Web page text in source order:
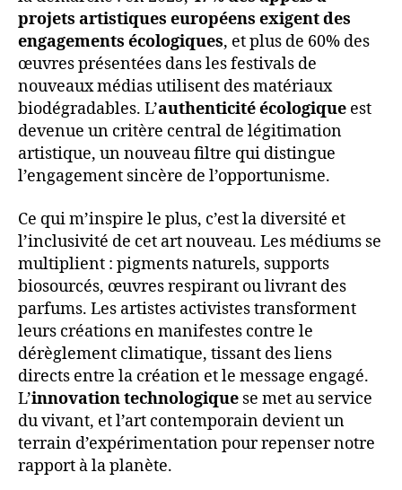
projets artistiques européens exigent des
engagements écologiques, et plus de 60% des
œuvres présentées dans les festivals de
nouveaux médias utilisent des matériaux
biodégradables. L’authenticité écologique est
devenue un critère central de légitimation
artistique, un nouveau filtre qui distingue
l’engagement sincère de l’opportunisme.
Ce qui m’inspire le plus, c’est la diversité et
l’inclusivité de cet art nouveau. Les médiums se
multiplient : pigments naturels, supports
biosourcés, œuvres respirant ou livrant des
parfums. Les artistes activistes transforment
leurs créations en manifestes contre le
dérèglement climatique, tissant des liens
directs entre la création et le message engagé.
L’innovation technologique se met au service
du vivant, et l’art contemporain devient un
terrain d’expérimentation pour repenser notre
rapport à la planète.